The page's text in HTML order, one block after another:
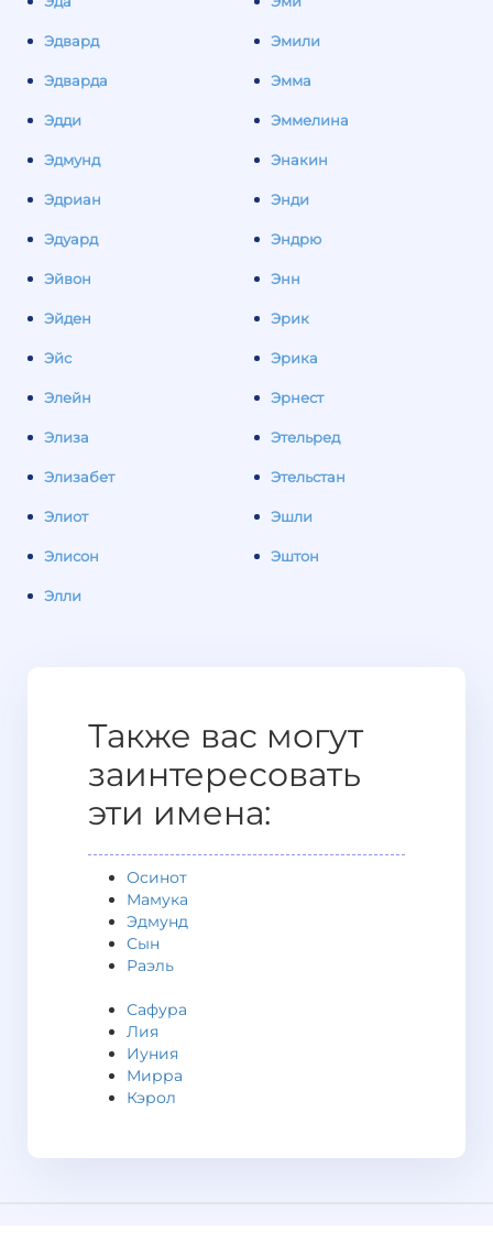
Эдвард
Эдварда
Эдди
Эдмунд
Эдриан
Эдуард
Эйвон
Эйден
Эйс
Элейн
Элиза
Элизабет
Элиот
Элисон
Элли
Эмили
Эмма
Эммелина
Энакин
Энди
Эндрю
Энн
Эрик
Эрика
Эрнест
Этельред
Этельстан
Эшли
Эштон
Также вас могут
заинтересовать
эти имена:
Осинот
Мамука
Эдмунд
Сын
Раэль
Сафура
Лия
Иуния
Мирра
Кэрол